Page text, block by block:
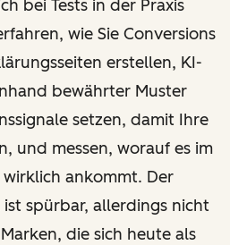
bei Tests in der Praxis
wie Sie Conversions
erstellen, KI-
bewährter Muster
setzen, damit Ihre
und messen, worauf es im
ankommt. Der
spürbar, allerdings nicht
die sich heute als